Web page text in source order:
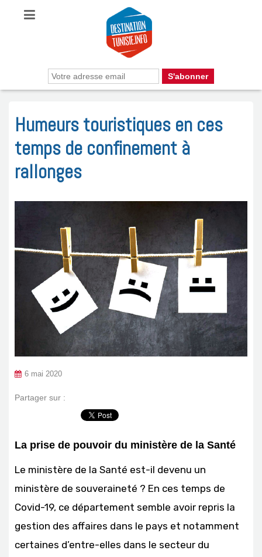
Humeurs touristiques en ces
temps de confinement à
rallonges
6 mai 2020
Partager sur :
La prise de pouvoir du ministère de la Santé
Le ministère de la Santé est-il devenu un
ministère de souveraineté ? En ces temps de
Covid-19, ce département semble avoir repris la
gestion des affaires dans le pays et notamment
certaines d’entre-elles dans le secteur du